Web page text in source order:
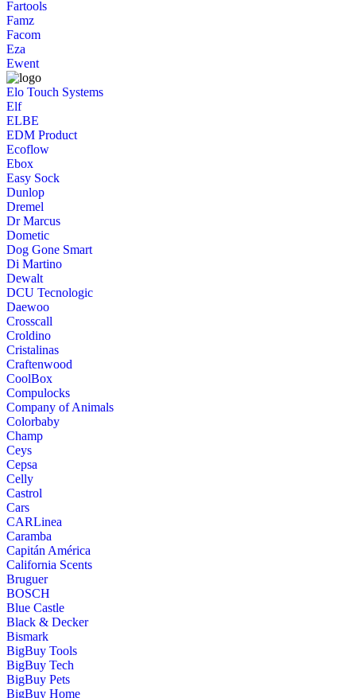
Fartools
Famz
Facom
Eza
Ewent
Elo Touch Systems
Elf
ELBE
EDM Product
Ecoflow
Ebox
Easy Sock
Dunlop
Dremel
Dr Marcus
Dometic
Dog Gone Smart
Di Martino
Dewalt
DCU Tecnologic
Daewoo
Crosscall
Croldino
Cristalinas
Craftenwood
CoolBox
Compulocks
Company of Animals
Colorbaby
Champ
Ceys
Cepsa
Celly
Castrol
Cars
CARLinea
Caramba
Capitán América
California Scents
Bruguer
BOSCH
Blue Castle
Black & Decker
Bismark
BigBuy Tools
BigBuy Tech
BigBuy Pets
BigBuy Home